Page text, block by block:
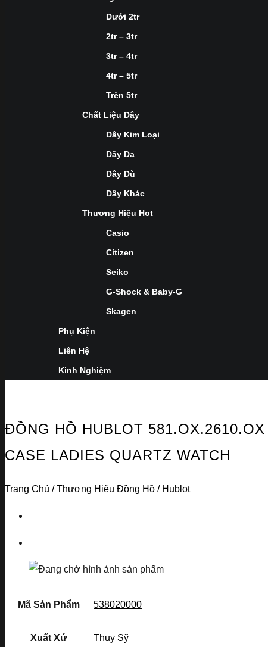
Dưới 2tr
2tr – 3tr
3tr – 4tr
4tr – 5tr
Trên 5tr
Chất Liệu Dây
Dây Kim Loại
Dây Da
Dây Dù
Dây Khác
Thương Hiệu Hot
Casio
Citizen
Seiko
G-Shock & Baby-G
Skagen
Phụ Kiện
Liên Hệ
Kinh Nghiệm
ĐỒNG HỒ HUBLOT
CASE LADIES QUARTZ WATCH
Trang Chủ / Thương Hiệu Đồng Hồ / Hublot
Mã Sản Phẩm 538020000
Xuất Xứ Thụy Sỹ